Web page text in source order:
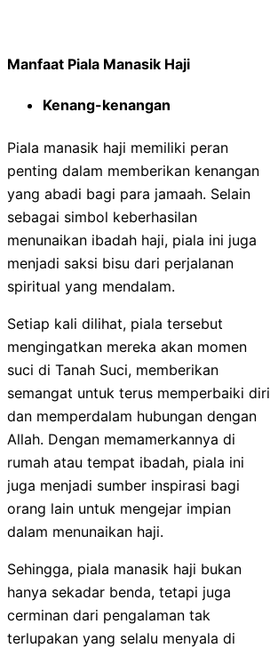
Manfaat Piala Manasik Haji
Kenang-kenangan
Piala manasik haji memiliki peran
penting dalam memberikan kenangan
yang abadi bagi para jamaah. Selain
sebagai simbol keberhasilan
menunaikan ibadah haji, piala ini juga
menjadi saksi bisu dari perjalanan
spiritual yang mendalam.
Setiap kali dilihat, piala tersebut
mengingatkan mereka akan momen
suci di Tanah Suci, memberikan
semangat untuk terus memperbaiki diri
dan memperdalam hubungan dengan
Allah. Dengan memamerkannya di
rumah atau tempat ibadah, piala ini
juga menjadi sumber inspirasi bagi
orang lain untuk mengejar impian
dalam menunaikan haji.
Sehingga, piala manasik haji bukan
hanya sekadar benda, tetapi juga
cerminan dari pengalaman tak
terlupakan yang selalu menyala di